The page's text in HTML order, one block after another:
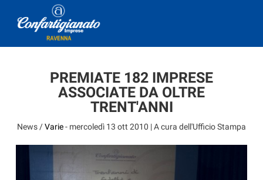
PREMIATE 182 IMPRESE
ASSOCIATE DA OLTRE
TRENT'ANNI
News /Varie- mercoledì 13 ott 2010 | A cura dell'Ufficio Stampa